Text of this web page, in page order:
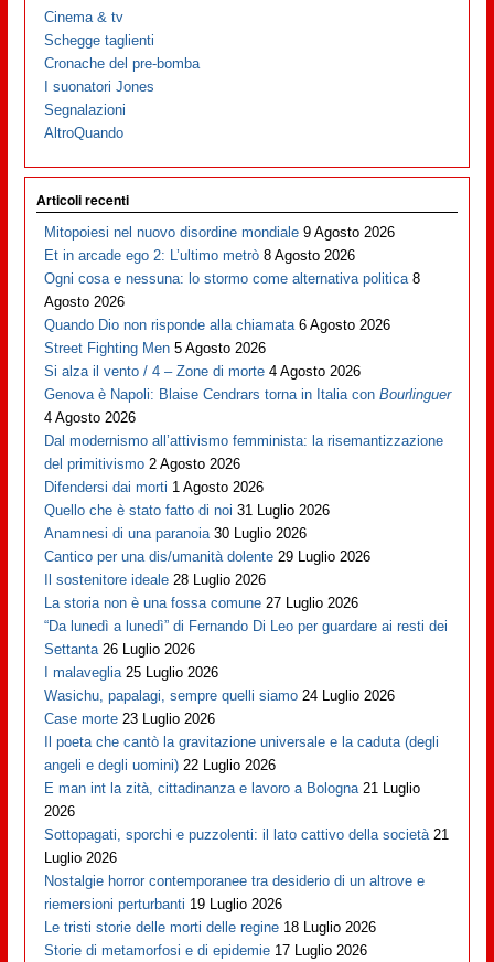
Cinema & tv
Schegge taglienti
Cronache del pre-bomba
I suonatori Jones
Segnalazioni
AltroQuando
Articoli recenti
Mitopoiesi nel nuovo disordine mondiale 9 Agosto 2026
Et in arcade ego 2: L’ultimo metrò 8 Agosto 2026
Ogni cosa e nessuna: lo stormo come alternativa politica 8
Agosto 2026
Quando Dio non risponde alla chiamata 6 Agosto 2026
Street Fighting Men 5 Agosto 2026
Si alza il vento / 4 – Zone di morte 4 Agosto 2026
Genova è Napoli: Blaise Cendrars torna in Italia conBourlinguer
4 Agosto 2026
Dal modernismo all’attivismo femminista: la risemantizzazione
del primitivismo 2 Agosto 2026
Difendersi dai morti 1 Agosto 2026
Quello che è stato fatto di noi 31 Luglio 2026
Anamnesi di una paranoia 30 Luglio 2026
Cantico per una dis/umanità dolente 29 Luglio 2026
Il sostenitore ideale 28 Luglio 2026
La storia non è una fossa comune 27 Luglio 2026
“Da lunedì a lunedì” di Fernando Di Leo per guardare ai resti dei
Settanta 26 Luglio 2026
I malaveglia 25 Luglio 2026
Wasichu, papalagi, sempre quelli siamo 24 Luglio 2026
Case morte 23 Luglio 2026
Il poeta che cantò la gravitazione universale e la caduta (degli
angeli e degli uomini) 22 Luglio 2026
E man int la zità, cittadinanza e lavoro a Bologna 21 Luglio
2026
Sottopagati, sporchi e puzzolenti: il lato cattivo della società 21
Luglio 2026
Nostalgie horror contemporanee tra desiderio di un altrove e
riemersioni perturbanti 19 Luglio 2026
Le tristi storie delle morti delle regine 18 Luglio 2026
Storie di metamorfosi e di epidemie 17 Luglio 2026